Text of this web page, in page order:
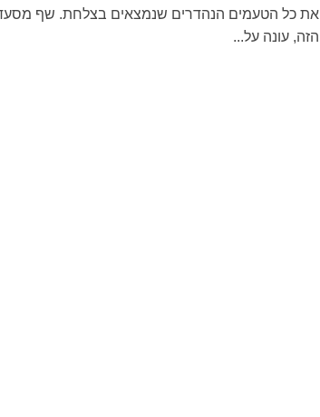
את כל הטעמים הנהדרים שנמצאים בצלחת. שף
הזה, עונה על...